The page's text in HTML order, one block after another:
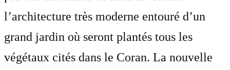
l’architecture très moderne entouré d’un
grand jardin où seront plantés tous les
végétaux cités dans le Coran. La nouvelle